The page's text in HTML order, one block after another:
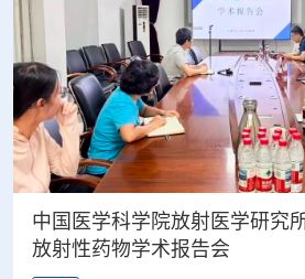
中国医学科学院放射医学研究
放射性药物学术报告会